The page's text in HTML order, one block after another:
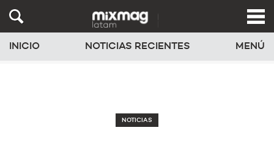
INICIO NOTICIAS RECIENTES MENÚ
NOTICIAS